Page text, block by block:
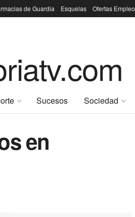
de Guardia Esquelas Ofertas Empleo
Sucesos Sociedad
en